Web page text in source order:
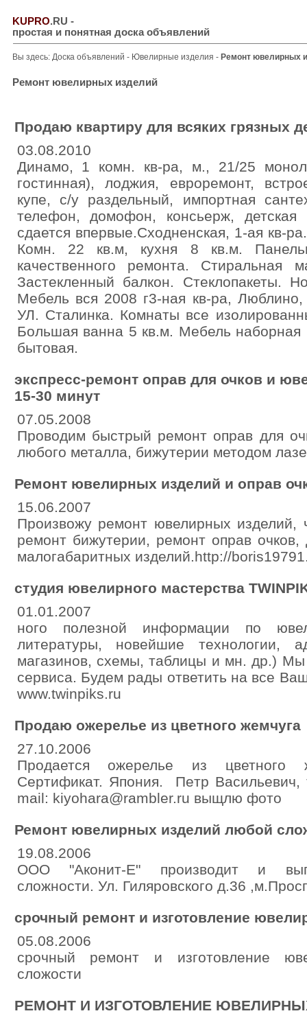
KUPRO.RU -
простая и понятная доска объявлений
Вы здесь: Доска объявлений - Ювелирные изделия - Ремонт ювелирных
Ремонт ювелирных изделий
Продаю квартиру для всяких грязных
03.08.2010
Динамо, 1 комн. кв-ра, м., 21/25
гостинная), лоджия, евроремонт,
купе, с/у раздельный, импортная
телефон, домофон, консьерж,
сдается впервые.Сходненская, 1-ая кв-
Комн. 22 кв.м, кухня 8 кв.м.
качественного ремонта. Стиральная
Застекленный балкон. Стеклопакеты.
Мебель вся 2008 г3-ная кв-ра,
УЛ. Сталинка. Комнаты все
Большая ванна 5 кв.м. Мебель
бытовая.
экспресс-ремонт оправ для очков и
15-30 минут
07.05.2008
Проводим быстрый ремонт оправ для
любого металла, бижутерии методом
Ремонт ювелирных изделий и оправ
15.06.2007
Произвожу ремонт ювелирных изделий,
ремонт бижутерии, ремонт оправ
малогабаритных изделий.http://
студия ювелирного мастерства
01.01.2007
ного полезной информации по
литературы, новейшие технологии,
магазинов, схемы, таблицы и мн. др.)
сервиса. Будем рады ответить на все
www.twinpiks.ru
Продаю ожерелье из цветного жемчуга
27.10.2006
Продается ожерелье из
Сертификат. Япония. Петр
mail: kiyohara@rambler.ru выщлю фото
Ремонт ювелирных изделий любой
19.08.2006
ООО "Аконит-Е" производит и
сложности. Ул. Гиляровского д.36
срочный ремонт и изготовление
05.08.2006
срочный ремонт и изготовление
сложости
РЕМОНТ И ИЗГОТОВЛЕНИЕ